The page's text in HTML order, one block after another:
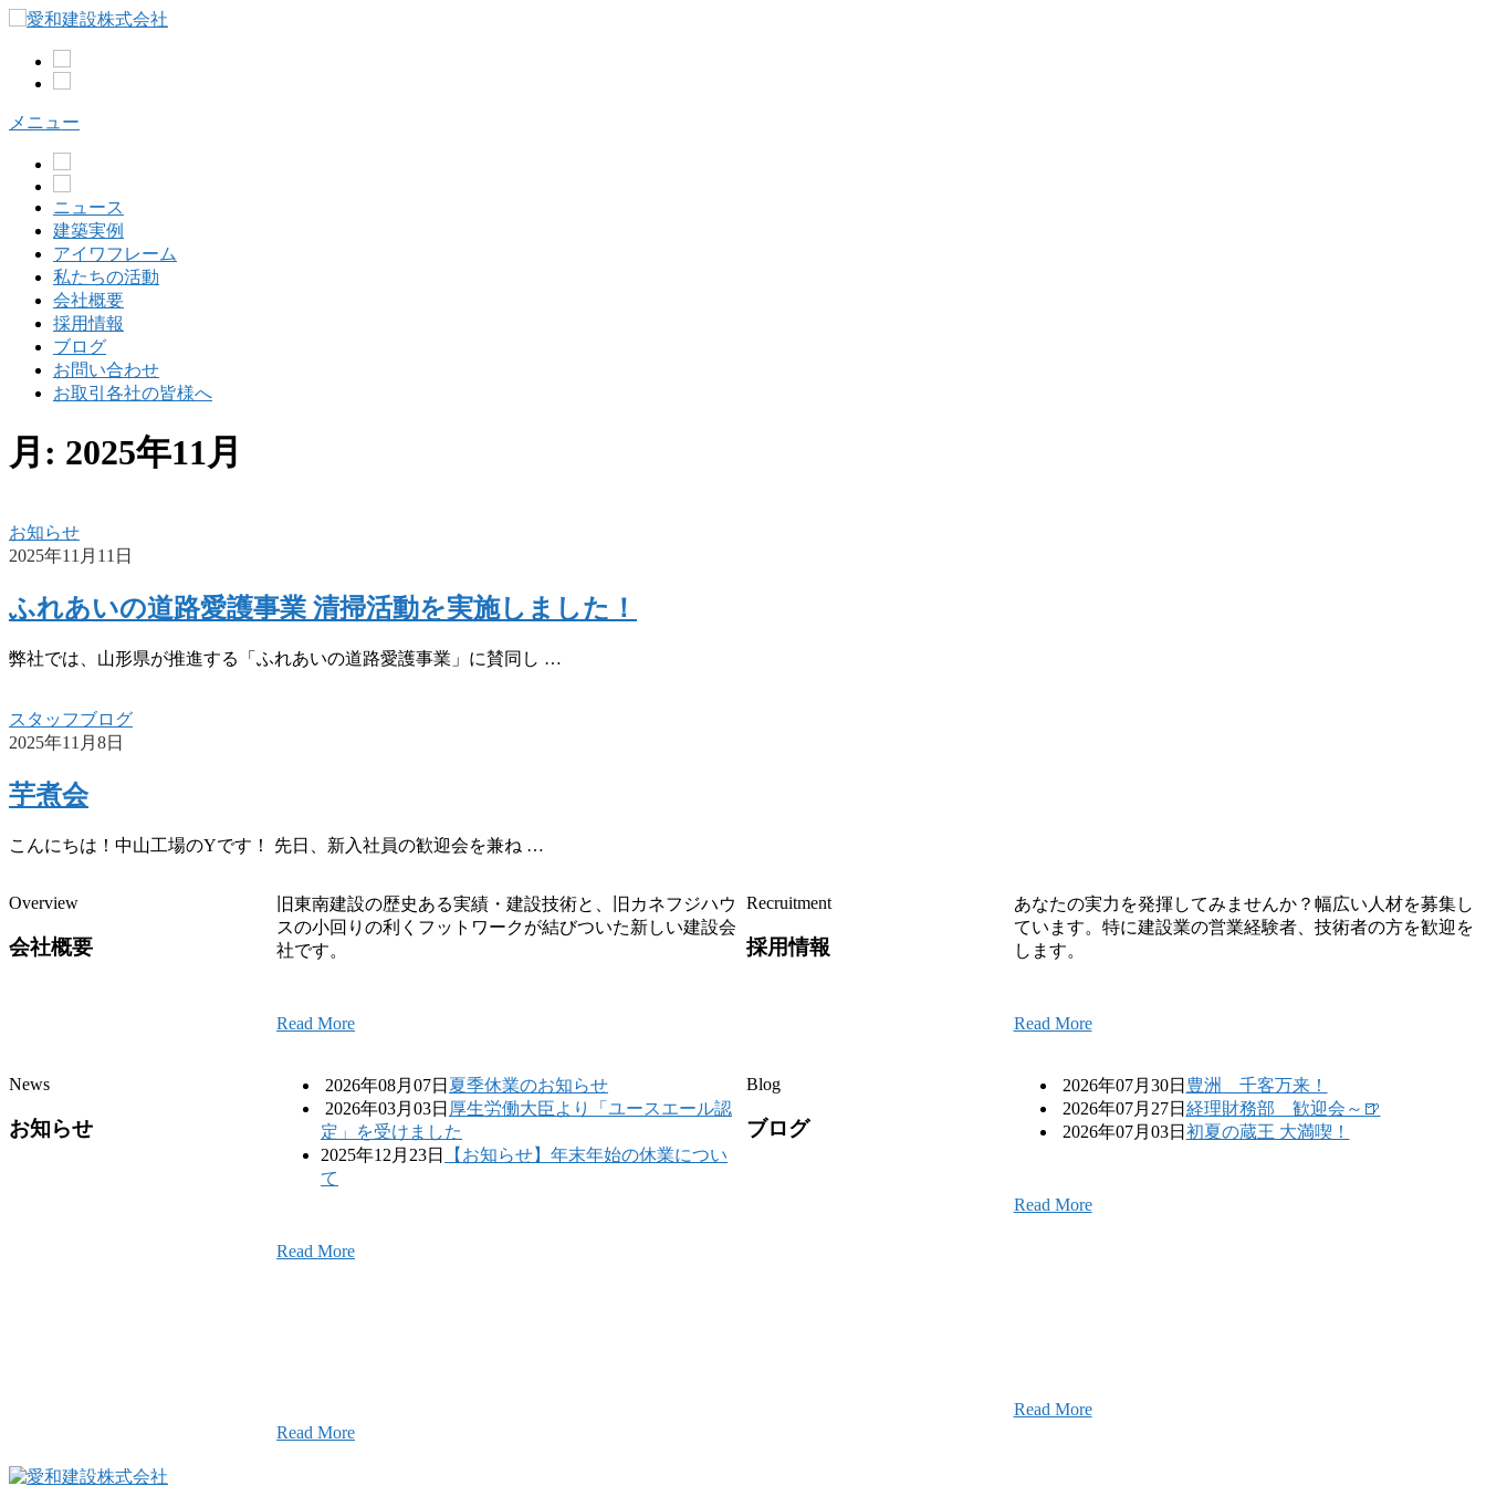
へ
メニュー
ニュース
建築実例
アイワフレーム
私たちの活動
会社概要
採用情報
ブログ
お問い合わせ
お取引各社の皆様へ
月: 2025年11月
お知らせ
2025年11月11日
ふれあいの道路愛護事業 清掃活動を実施しました！
弊社では、山形県が推進する「ふれあいの道路愛護事業」に賛同し …
スタッフブログ
2025年11月8日
芋煮会
こんにちは！中山工場のYです！ 先日、新入社員の歓迎会を兼ね …
Overview
会社概要
旧東南建設の歴史ある実績・建設技術と、旧カネフジハウ
スの小回りの利くフットワークが結びついた新しい建設会
社です。
Read More
Recruitment
採用情報
あなたの実力を発揮してみませんか？幅広い人材を募集し
ています。特に建設業の営業経験者、技術者の方を歓迎を
します。
Read More
News
お知らせ
2026年08月07日 夏季休業のお知らせ
2026年03月03日 厚生労働大臣より「ユースエール認
定」を受けました
2025年12月23日
【お知らせ】年末年始の休業につい
て
Read More
Blog
ブログ
2026年07月30日 豊洲 千客万来！
2026年07月27日 経理財務部 歓迎会～🍺
2026年07月03日 初夏の蔵王 大満喫！
Read More
Read More
Read More